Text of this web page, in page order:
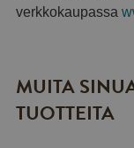
verkkokaupassa
MUITA
TUOTTEITA